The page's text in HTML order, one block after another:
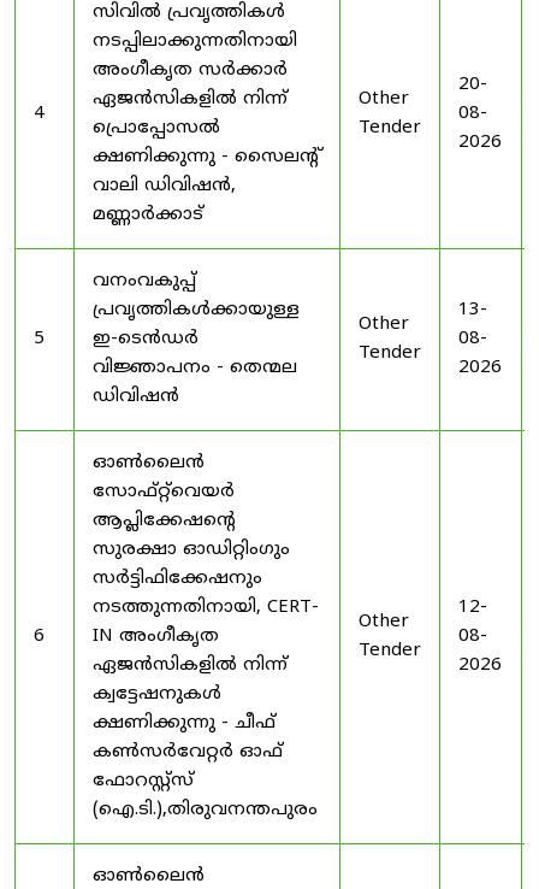
4
സിവിൽ പ്രവൃത്തികൾ
നടപ്പിലാക്കുന്നതിനായി
അംഗീകൃത സർക്കാർ
ഏജൻസികളിൽ നിന്ന്
പ്രൊപ്പോസൽ
ക്ഷണിക്കുന്നു - സൈലന്റ്
വാലി ഡിവിഷൻ,
മണ്ണാർക്കാട്
Other
Tender
20-
08-
2026
5
വനംവകുപ്പ്
പ്രവൃത്തികൾക്കായുള്ള
ഇ-ടെൻഡർ
വിജ്ഞാപനം - തെന്മല
ഡിവിഷൻ
Other
Tender
13-
08-
2026
6
ഓൺലൈൻ
സോഫ്റ്റ്‌വെയർ
ആപ്ലിക്കേഷന്റെ
സുരക്ഷാ ഓഡിറ്റിംഗും
സർട്ടിഫിക്കേഷനും
നടത്തുന്നതിനായി, CERT-
IN അംഗീകൃത
ഏജൻസികളിൽ നിന്ന്
ക്വട്ടേഷനുകൾ
ക്ഷണിക്കുന്നു - ചീഫ്
കൺസർവേറ്റർ ഓഫ്
ഫോറസ്റ്റ്സ്
(ഐ.ടി.),തിരുവനന്തപുരം
Other
Tender
12-
08-
2026
ഓൺലൈൻ